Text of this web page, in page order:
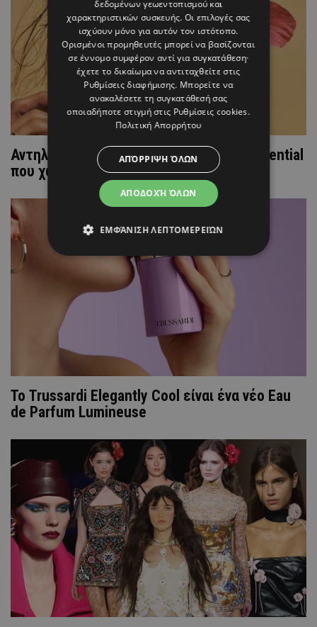
Αντηλιακό σε μορφή stick: Το beauty essential
που χωράει παντού
Το Trussardi Elegantly Cool είναι ένα νέο Eau
de Parfum Lumineuse
δεδομένων γεωεντοπισμού και
χαρακτηριστικών συσκευής. Οι επιλογές σας
ισχύουν μόνο για αυτόν τον ιστότοπο.
Ορισμένοι προμηθευτές μπορεί να βασίζονται
σε έννομο συμφέρον αντί για συγκατάθεση·
έχετε το δικαίωμα να αντιταχθείτε στις
Ρυθμίσεις διαφήμισης. Μπορείτε να
ανακαλέσετε τη συγκατάθεσή σας
οποιαδήποτε στιγμή στις Ρυθμίσεις cookies.
Πολιτική Απορρήτου
ΑΠΟΔΟΧΉ ΌΛΩΝ
ΑΠΌΡΡΙΨΗ ΌΛΩΝ
ΕΜΦΆΝΙΣΗ ΛΕΠΤΟΜΕΡΕΙΏΝ